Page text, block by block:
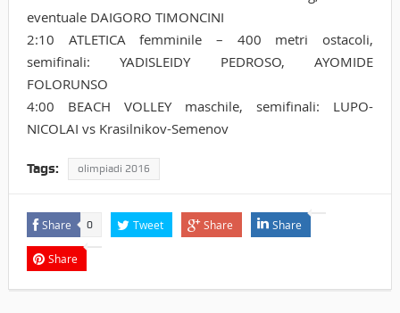
eventuale DAIGORO TIMONCINI
2:10 ATLETICA femminile – 400 metri ostacoli,
semifinali: YADISLEIDY PEDROSO, AYOMIDE
FOLORUNSO
4:00 BEACH VOLLEY maschile, semifinali: LUPO-
NICOLAI vs Krasilnikov-Semenov
Tags: olimpiadi 2016
Share 0 Tweet Share Share
Share